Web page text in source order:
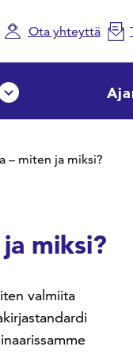
Ota yhteyttä
Avaa tai sulje
– miten ja miksi?
miksi?
valmiita